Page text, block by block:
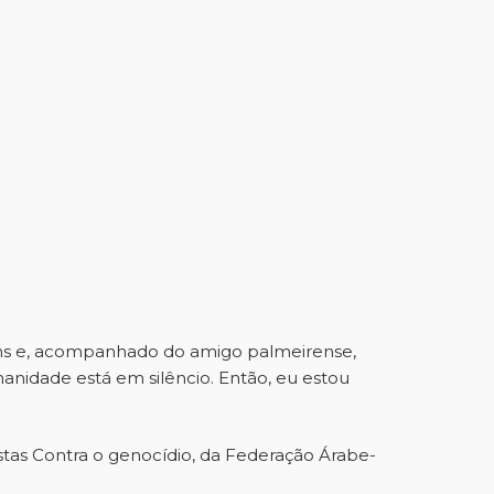
e, acompanhado do amigo palmeirense,
está em silêncio. Então, eu estou
Contra o genocídio, da Federação Árabe-